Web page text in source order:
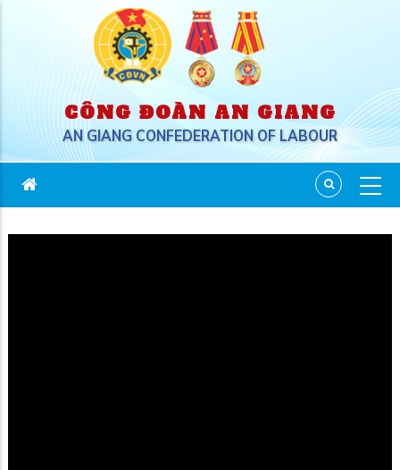
CÔNG ĐOÀN AN GIANG
AN GIANG CONFEDERATION OF LABOUR